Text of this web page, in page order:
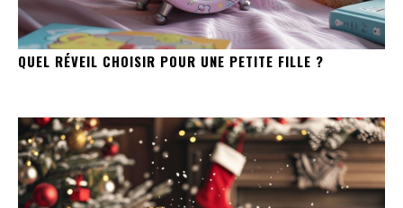
QUEL RÉVEIL CHOISIR POUR UNE PETITE FILLE ?